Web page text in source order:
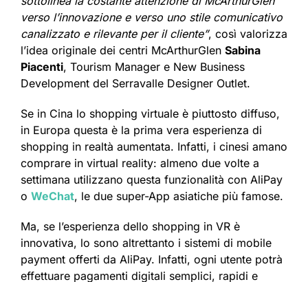
verso l’innovazione e verso uno stile comunicativo
canalizzato e rilevante per il cliente”, così valorizza
l’idea originale dei centri McArthurGlen Sabina
Piacenti, Tourism Manager e New Business
Development del Serravalle Designer Outlet.
Se in Cina lo shopping virtuale è piuttosto diffuso,
in Europa questa è la prima vera esperienza di
shopping in realtà aumentata. Infatti, i cinesi amano
comprare in virtual reality: almeno due volte a
settimana utilizzano questa funzionalità con AliPay
o WeChat, le due super-App asiatiche più famose.
Ma, se l’esperienza dello shopping in VR è
innovativa, lo sono altrettanto i sistemi di mobile
payment offerti da AliPay. Infatti, ogni utente potrà
effettuare pagamenti digitali semplici, rapidi e